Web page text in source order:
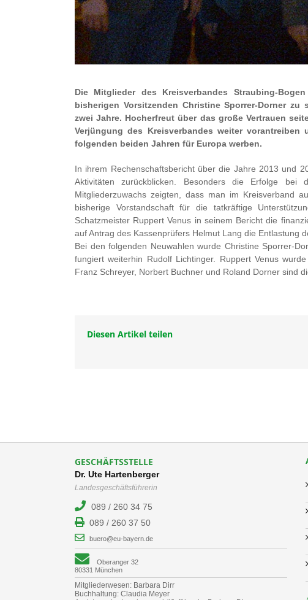
Die Mitglieder des Kreisverbandes Straubing-
bisherigen Vorsitzenden Christine Sporrer-Dorner
zwei Jahre. Hocherfreut über das große Vertrauen
Verjüngung des Kreisverbandes weiter
folgenden beiden Jahren für Europa werben.
In ihrem Rechenschaftsbericht über die Jahre 2013 und
Aktivitäten zurückblicken. Besonders die Erfolge bei
Mitgliederzuwachs zeigten, dass man im Kreisverband
bisherige Vorstandschaft für die tatkräftige
Schatzmeister Ruppert Venus in seinem Bericht die
auf Antrag des Kassenprüfers Helmut Lang die Entlastung
Bei den folgenden Neuwahlen wurde Christine Sporrer-
fungiert weiterhin Rudolf Lichtinger. Ruppert Venus
Franz Schreyer, Norbert Buchner und Roland Dorner sind
Diesen Artikel teilen
GESCHÄFTSSTELLE
Dr. Ute Hartenberger
Landesgeschäftsführerin
089 / 260 34 75
089 / 260 37 50
buero@eu-bayern.de
Oberanger 32
80331 München
Mitgliederwesen: Barbara Dirr
Buchhaltung: Claudia Meyer